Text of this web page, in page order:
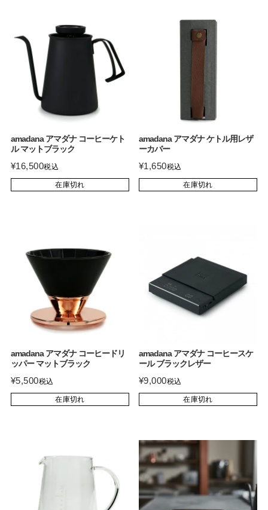
amadana アマダナ コーヒーケト
ル マットブラック
¥16,500税込
在庫切れ
amadana アマダナ ケトル用レザ
ーカバー
¥1,650税込
在庫切れ
amadana アマダナ コーヒードリ
ッパー マットブラック
¥5,500税込
在庫切れ
amadana アマダナ コーヒースケ
ール ブラックレザー
¥9,000税込
在庫切れ